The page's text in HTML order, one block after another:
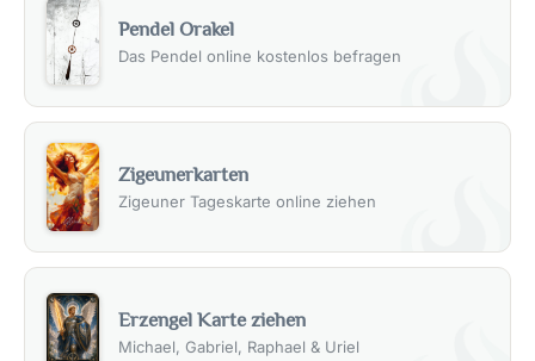
Pendel Orakel
Das Pendel online kostenlos befragen
Zigeunerkarten
Zigeuner Tageskarte online ziehen
Erzengel Karte ziehen
Michael, Gabriel, Raphael & Uriel